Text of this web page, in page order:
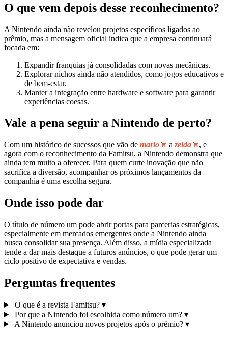
O que vem depois desse reconhecimento?
A Nintendo ainda não revelou projetos específicos ligados ao
prêmio, mas a mensagem oficial indica que a empresa continuará
focada em:
Expandir franquias já consolidadas com novas mecânicas.
Explorar nichos ainda não atendidos, como jogos educativos e
de bem‑estar.
Manter a integração entre hardware e software para garantir
experiências coesas.
Vale a pena seguir a Nintendo de perto?
Com um histórico de sucessos que vão de mario a zelda
, e
agora com o reconhecimento da Famitsu, a Nintendo demonstra que
ainda tem muito a oferecer. Para quem curte inovação que não
sacrifica a diversão, acompanhar os próximos lançamentos da
companhia é uma escolha segura.
Onde isso pode dar
O título de número um pode abrir portas para parcerias estratégicas,
especialmente em mercados emergentes onde a Nintendo ainda
busca consolidar sua presença. Além disso, a mídia especializada
tende a dar mais destaque a futuros anúncios, o que pode gerar um
ciclo positivo de expectativa e vendas.
Perguntas frequentes
O que é a revista Famitsu? ▾
Por que a Nintendo foi escolhida como número um? ▾
A Nintendo anunciou novos projetos após o prêmio? ▾